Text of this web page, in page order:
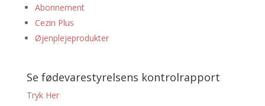
Abonnement
Cezin Plus
Øjenplejeprodukter
Se fødevarestyrelsens kontrolrapport
Tryk Her